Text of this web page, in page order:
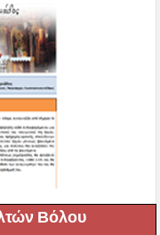
Βόλου